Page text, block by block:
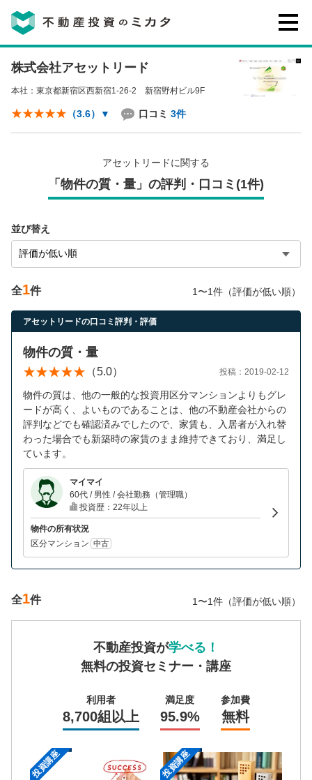
不動産投資のミカタとは
講座・セミナー
不動産投資会社の評判・口コミ
お客様の声
営業時間：10:00〜19:00(土日祝も営業中) 定休日：水
電話する
株式会社アセットリード
本社：東京都新宿区西新宿1-26-2 新宿野村ビル9F
（3.6） ▼ 口コミ 3件
アセットリードに関する
「物件の質・量」の評判・口コミ(1件)
並び替え
全1件 1〜1件（評価が低い順）
アセットリードの口コミ評判・評価
物件の質・量
（5.0） 投稿：2019-02-12
物件の質は、他の一般的な投資用区分マンションよりもグレ
ードが高く、よいものであることは、他の不動産会社からの
評判などでも確認済みでしたので、家賃も、入居者が入れ替
わった場合でも新築時の家賃のまま維持できており、満足し
ています。
マイマイ
60代 / 男性 / 会社勤務（管理職）
投資歴：22年以上
物件の所有状況
区分マンション 中古
全1件 1〜1件（評価が低い順）
不動産投資が学べる！
無料の投資セミナー・講座
利用者
8,700組以上
満足度
95.9%
参加費
無料
投資講座 投資講座